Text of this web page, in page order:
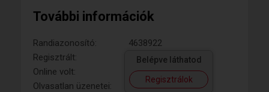
További információk
Randiazonosító:
4638922
Regisztrált:
Online volt:
Olvasatlan üzenetei:
Belépve láthatod
Regisztrálok